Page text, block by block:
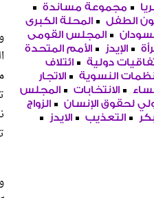
مجموعة مساندة
الطفل
المحلة الكبرى
المجلس القومى
الإيدز
الأمم المتحدة
دولية
ائتلاف
النسوية
الاتجار
الانتخابات
المجلس
لحقوق الإنسان
الزواج
التعذيب الايدز